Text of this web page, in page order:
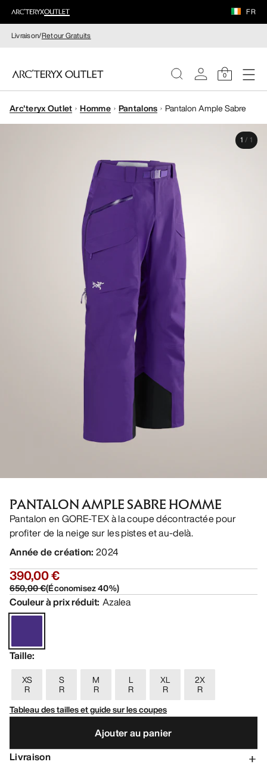
FR
Livraison/Retour Gratuits
0
FEMME
Arc'teryx Outlet Homme Pantalons Pantalon Ample Sabre
1 / 1
PANTALON AMPLE SABRE HOMME
Pantalon en GORE-TEX à la coupe décontractée pour
profiter de la neige sur les pistes et au-delà.
Année de création: 2024
390,00 €
650,00 €(Économisez40%)
Couleur à prix réduit: Azalea
Taille:
XS
R
S
R
M
R
L
R
XL
R
2X
R
Tableau des tailles et guide sur les coupes
Ajouter au panier
Livraison